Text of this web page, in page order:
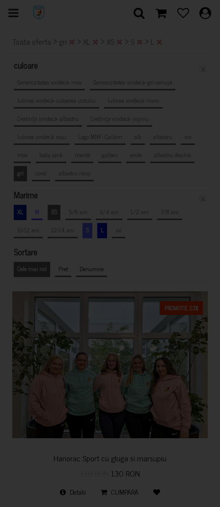
Toata oferta > gri > XL > XS > S > L
culoare
Generozitatea vindecă- mov
Generozitatea vindecă- gri cenușă
Iubirea vindecă- culoarea untului
Iubirea vindecă- maro
Credința vindecă- albastru
Credința vindecă- vișiniu
Iubirea vindecă- roșu
Logo MNF- Cyclam alb albastru
roz
mov
baby pink mentă galben verde
albastru deschis
gri
coral albastru navy
Marime
XL M XS 5/6 ani 3/4 ani 1/2 ani
7/8 ani
10-12 ani
12-14 ani S L xxl
Sortare
Cele mai noi Pret Denumire
PROMOTIE 23%
Hanorac Sport cu gluga si marsupiu
130 RON
Detalii CUMPARA